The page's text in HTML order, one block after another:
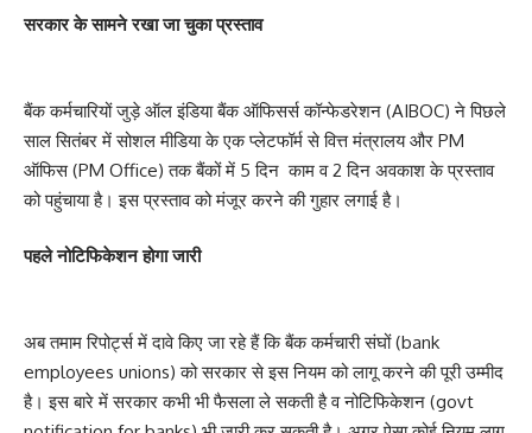
सरकार के सामने रखा जा चुका प्रस्ताव
बैंक कर्मचारियों जुड़े ऑल इंडिया बैंक ऑफिसर्स कॉन्फेडरेशन (AIBOC) ने पिछले
साल सितंबर में सोशल मीडिया के एक प्लेटफॉर्म से वित्त मंत्रालय और PM
ऑफिस (PM Office) तक बैंकों में 5 दिन काम व 2 दिन अवकाश के प्रस्ताव
को पहुंचाया है। इस प्रस्ताव को मंजूर करने की गुहार लगाई है।
पहले नोटिफिकेशन होगा जारी
अब तमाम रिपोर्ट्स में दावे किए जा रहे हैं कि बैंक कर्मचारी संघों (bank
employees unions) को सरकार से इस नियम को लागू करने की पूरी उम्मीद
है। इस बारे में सरकार कभी भी फैसला ले सकती है व नोटिफिकेशन (govt